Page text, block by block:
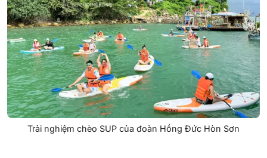
Trải nghiệm chèo SUP của đoàn Hồng Đức Hòn Sơn